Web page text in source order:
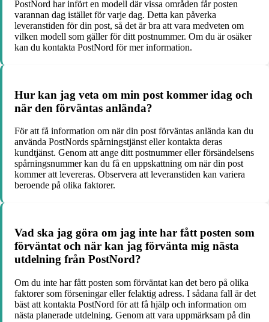
PostNord har infört en modell där vissa områden får posten
varannan dag istället för varje dag. Detta kan påverka
leveranstiden för din post, så det är bra att vara medveten om
vilken modell som gäller för ditt postnummer. Om du är osäker
kan du kontakta PostNord för mer information.
Hur kan jag veta om min post kommer idag och
när den förväntas anlända?
För att få information om när din post förväntas anlända kan du
använda PostNords spårningstjänst eller kontakta deras
kundtjänst. Genom att ange ditt postnummer eller försändelsens
spårningsnummer kan du få en uppskattning om när din post
kommer att levereras. Observera att leveranstiden kan variera
beroende på olika faktorer.
Vad ska jag göra om jag inte har fått posten som
förväntat och när kan jag förvänta mig nästa
utdelning från PostNord?
Om du inte har fått posten som förväntat kan det bero på olika
faktorer som förseningar eller felaktig adress. I sådana fall är det
bäst att kontakta PostNord för att få hjälp och information om
nästa planerade utdelning. Genom att vara uppmärksam på din